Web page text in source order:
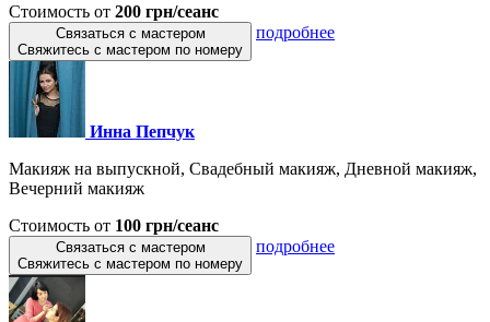
Стоимость от 200 грн/сеанс
Связаться с мастером
Свяжитесь с мастером по номеру
подробнее
Инна Пепчук
Макияж на выпускной, Свадебный макияж, Дневной макияж,
Вечерний макияж
Стоимость от 100 грн/сеанс
Связаться с мастером
Свяжитесь с мастером по номеру
подробнее